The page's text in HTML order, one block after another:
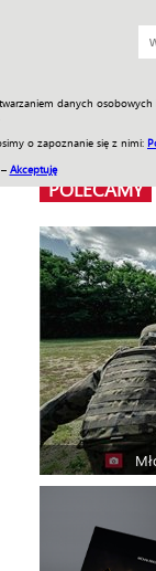
danych
o zapoznanie się z nimi:
Akceptuję
SKLEP
POLECAMY